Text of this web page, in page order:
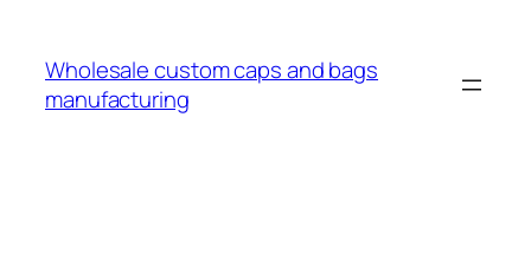
Wholesale custom caps and bags
manufacturing